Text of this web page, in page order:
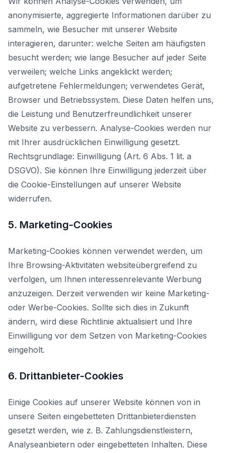
anonymisierte, aggregierte Informationen darüber zu
sammeln, wie Besucher mit unserer Website
interagieren, darunter: welche Seiten am häufigsten
besucht werden; wie lange Besucher auf jeder Seite
verweilen; welche Links angeklickt werden;
aufgetretene Fehlermeldungen; verwendetes Gerät,
Browser und Betriebssystem. Diese Daten helfen uns,
die Leistung und Benutzerfreundlichkeit unserer
Website zu verbessern. Analyse-Cookies werden nur
mit Ihrer ausdrücklichen Einwilligung gesetzt.
Rechtsgrundlage: Einwilligung (Art. 6 Abs. 1 lit. a
DSGVO). Sie können Ihre Einwilligung jederzeit über
die Cookie-Einstellungen auf unserer Website
widerrufen.
5. Marketing-Cookies
Marketing-Cookies können verwendet werden, um
Ihre Browsing-Aktivitäten websiteübergreifend zu
verfolgen, um Ihnen interessenrelevante Werbung
anzuzeigen. Derzeit verwenden wir keine Marketing-
oder Werbe-Cookies. Sollte sich dies in Zukunft
ändern, wird diese Richtlinie aktualisiert und Ihre
Einwilligung vor dem Setzen von Marketing-Cookies
eingeholt.
6. Drittanbieter-Cookies
Einige Cookies auf unserer Website können von in
unsere Seiten eingebetteten Drittanbieterdiensten
gesetzt werden, wie z. B. Zahlungsdienstleistern,
Analyseanbietern oder eingebetteten Inhalten. Diese